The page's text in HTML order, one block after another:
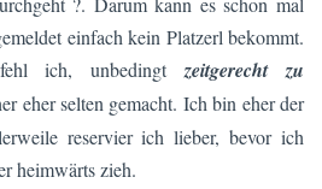
einfach kein Platzerl bekommt.
ich, unbedingt zeitgerecht zu
eher selten gemacht. Ich bin eher der
reservier ich lieber, bevor ich
heimwärts zieh.